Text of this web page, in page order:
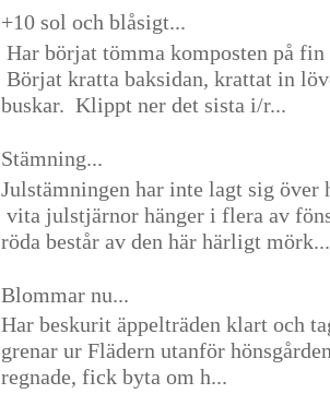
+10 sol och blåsigt...
Har börjat tömma komposten på
Börjat kratta baksidan, krattat in
buskar. Klippt ner det sista i/r...
Stämning...
Julstämningen har inte lagt sig över
vita julstjärnor hänger i flera av
röda består av den här härligt mörk...
Blommar nu...
Har beskurit äppelträden klart och
grenar ur Flädern utanför
regnade, fick byta om h...